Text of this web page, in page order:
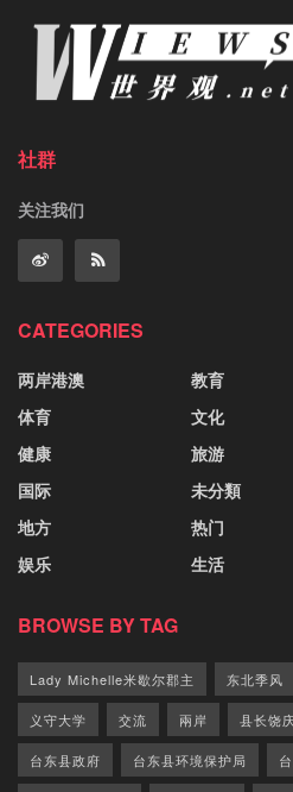
社群
关注我们
CATEGORIES
两岸港澳
体育
健康
国际
地方
娱乐
教育
文化
旅游
未分類
热门
生活
BROWSE BY TAG
Lady Michelle米歇尔郡主 东北季风
义守大学 交流 兩岸 县长饶
台东县政府 台东县环境保护局